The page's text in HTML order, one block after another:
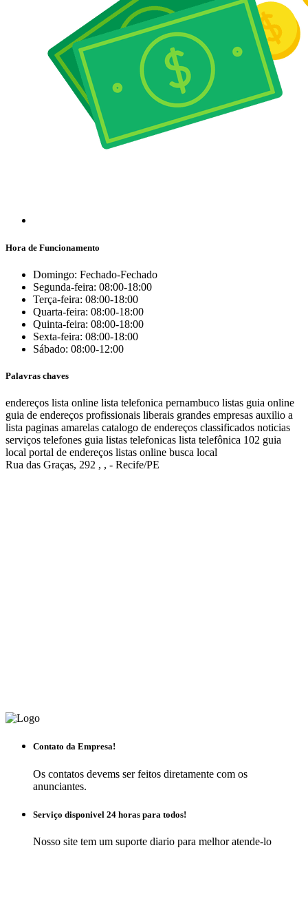
Hora de Funcionamento
Domingo: Fechado-Fechado
Segunda-feira: 08:00-18:00
Terça-feira: 08:00-18:00
Quarta-feira: 08:00-18:00
Quinta-feira: 08:00-18:00
Sexta-feira: 08:00-18:00
Sábado: 08:00-12:00
Palavras chaves
endereços lista online lista telefonica pernambuco listas guia online
guia de endereços profissionais liberais grandes empresas auxilio a
lista paginas amarelas catalogo de endereços classificados noticias
serviços telefones guia listas telefonicas lista telefônica 102 guia
local portal de endereços listas online busca local
Rua das Graças, 292 , , - Recife/PE
Contato da Empresa!
Os contatos devems ser feitos diretamente com os
anunciantes.
Serviço disponivel 24 horas para todos!
Nosso site tem um suporte diario para melhor atende-lo